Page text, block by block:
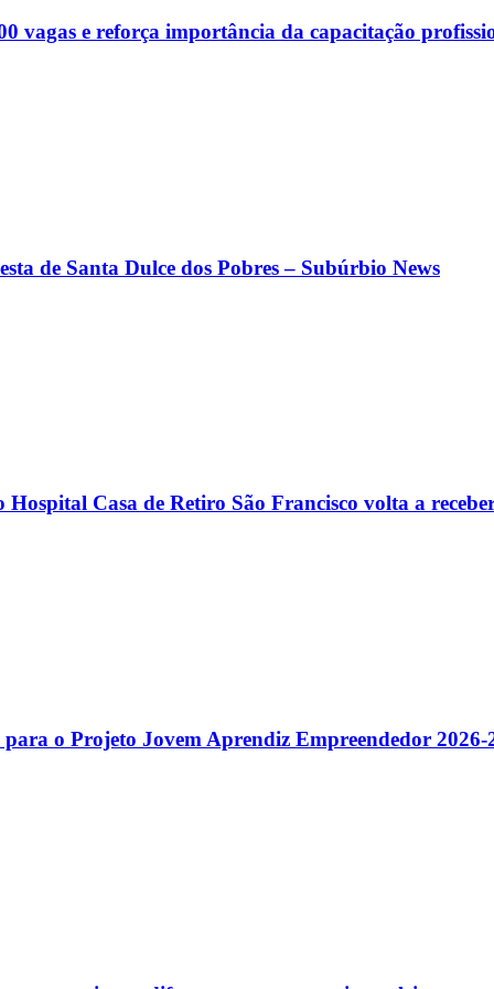
vagas e reforça importância da capacitação
de Santa Dulce dos Pobres – Subúrbio News
Hospital Casa de Retiro São Francisco volta a
o Projeto Jovem Aprendiz Empreendedor